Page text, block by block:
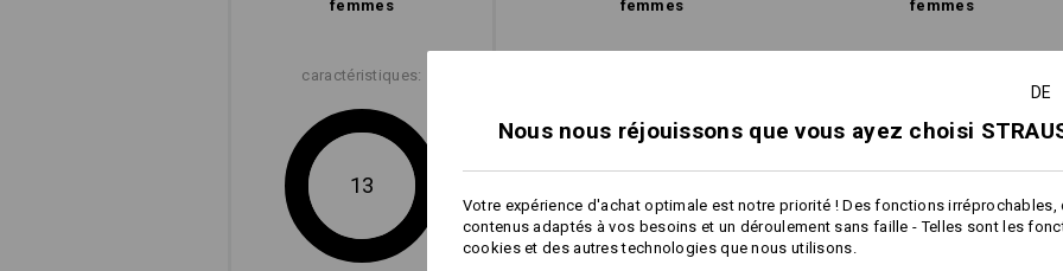
Personnalisation :
même
femmes
caractéristiques:
13
femmes
femmes
DE
Nous nous réjouissons que vous ayez choisi
Votre expérience d'achat optimale est notre priorité ! Des fonctions irréprochables,
contenus adaptés à vos besoins et un déroulement sans faille - Telles sont les
cookies et des autres technologies que nous utilisons.